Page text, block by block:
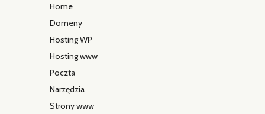
Home
Domeny
Hosting WP
Hosting www
Poczta
Narzędzia
Strony www